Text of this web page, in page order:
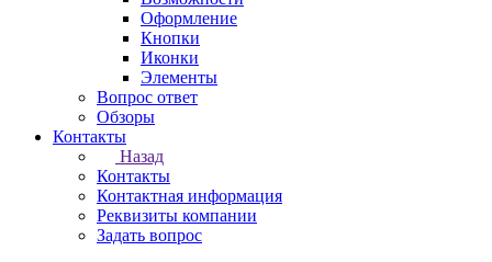
Оформление
Кнопки
Иконки
Элементы
Вопрос ответ
Обзоры
Контакты
Назад
Контакты
Контактная информация
Реквизиты компании
Задать вопрос